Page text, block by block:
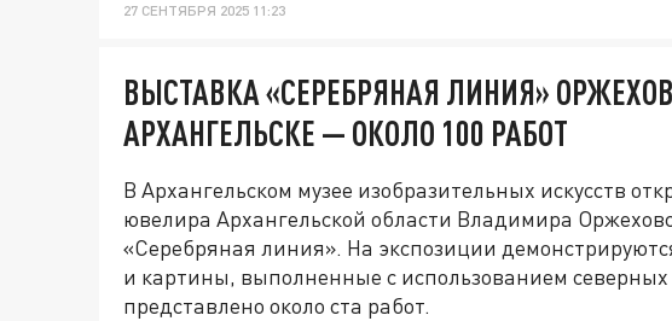
27 СЕНТЯБРЯ 2025 11:23
ВЫСТАВКА «СЕРЕБРЯНАЯ ЛИНИЯ»
АРХАНГЕЛЬСКЕ — ОКОЛО 100 РАБОТ
В Архангельском музее изобразительных искусств
ювелира Архангельской области Владимира
«Серебряная линия». На экспозиции
и картины, выполненные с использованием
представлено около ста работ.